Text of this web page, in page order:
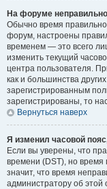
На форуме
Обычно время
форум, настроены
временем — это всего
изменить текущий
центра пользователя.
как и большинства
зарегистрированным
зарегистрированы, то
Вернуться наверх
Я изменил часовой
Если вы уверены, что
времени (DST), но время
значит, что время
администратору об